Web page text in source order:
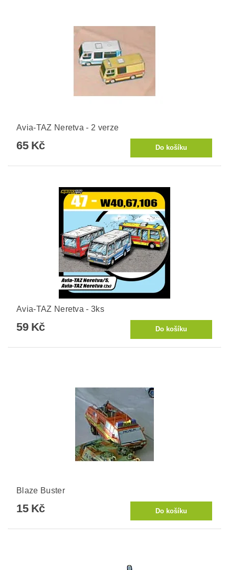
Avia-TAZ Neretva - 2 verze
65 Kč
Avia-TAZ Neretva - 3ks
59 Kč
Blaze Buster
15 Kč